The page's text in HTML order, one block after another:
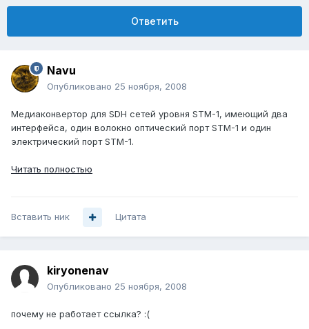
Ответить
Navu
Опубликовано 25 ноября, 2008
Медиаконвертор для SDH сетей уровня STM-1, имеющий два
интерфейса, один волокно оптический порт STM-1 и один
электрический порт STM-1.
Читать полностью
Вставить ник Цитата
kiryonenav
Опубликовано 25 ноября, 2008
почему не работает ссылка? :(